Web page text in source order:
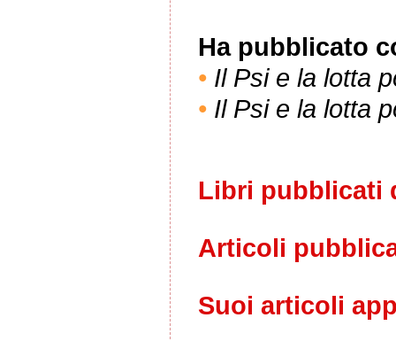
Ha pubblicato
• Il Psi e la lotta
• Il Psi e la lotta
Libri pubblicati
Articoli
Suoi articoli